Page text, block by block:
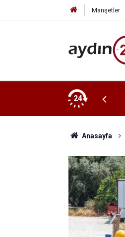
Manşetler
24
Anasayfa